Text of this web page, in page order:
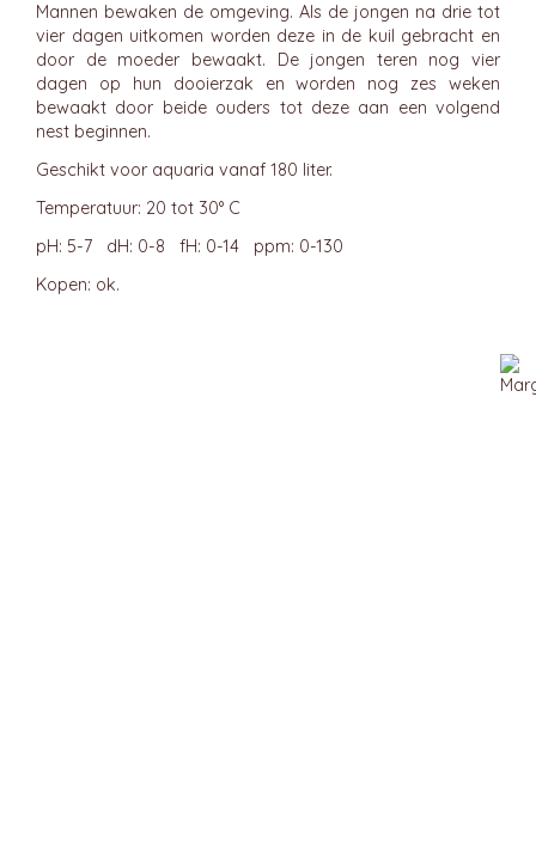
Mannen bewaken de omgeving. Als de jongen na drie tot
vier dagen uitkomen worden deze in de kuil gebracht en
door de moeder bewaakt. De jongen teren nog vier
dagen op hun dooierzak en worden nog zes weken
bewaakt door beide ouders tot deze aan een volgend
nest beginnen.
Geschikt voor aquaria vanaf 180 liter.
Temperatuur: 20 tot 30° C
pH: 5-7 dH: 0-8 fH: 0-14 ppm: 0-130
Kopen: ok.